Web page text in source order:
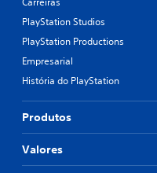
PlayStation Studios
PlayStation Productions
Empresarial
História do PlayStation
Produtos
Valores